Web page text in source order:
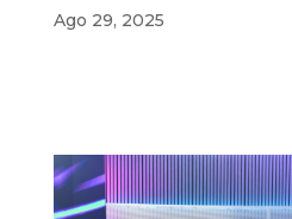
Ago 29, 2025